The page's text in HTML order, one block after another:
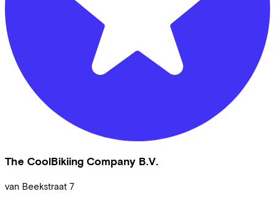
The CoolBikiing Company B.V.
van Beekstraat 7